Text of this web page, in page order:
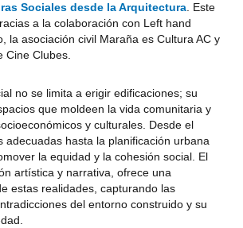
Sociales desde la Arquitectura. Este
a la colaboración con Left hand
la asociación civil Maraña es Cultura AC y
Cine Clubes.
no se limita a erigir edificaciones; su
que moldeen la vida comunitaria y
y culturales. Desde el
adecuadas hasta la planificación urbana
la equidad y la cohesión social. El
artística y narrativa, ofrece una
estas realidades, capturando las
del entorno construido y su